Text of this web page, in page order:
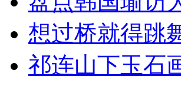
想过桥就得跳
祁连山下玉石